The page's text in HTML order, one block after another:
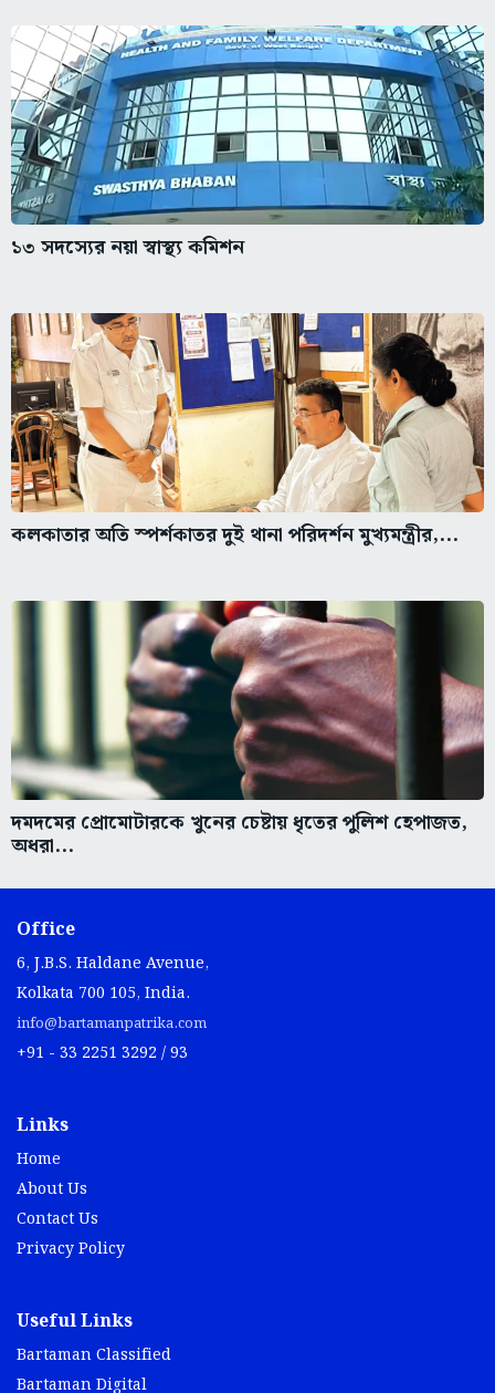
১৩ সদস্যের নয়া স্বাস্থ্য কমিশন
কলকাতার অতি স্পর্শকাতর দুই থানা পরিদর্শন মুখ্যমন্ত্রীর,...
দমদমের প্রোমোটারকে খুনের চেষ্টায় ধৃতের পুলিশ হেপাজত,
অধরা...
Office
6, J.B.S. Haldane Avenue,
Kolkata 700 105, India.
info@bartamanpatrika.com
+91 - 33 2251 3292 / 93
Links
Home
About Us
Contact Us
Privacy Policy
Useful Links
Bartaman Classified
Bartaman Digital